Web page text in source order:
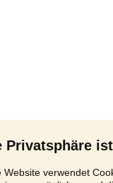
Privatsphäre
Website verwendet